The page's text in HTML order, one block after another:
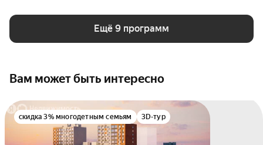
Ещё 9 программ
Вам может быть интересно
скидка 3% многодетным семьям 3D-тур